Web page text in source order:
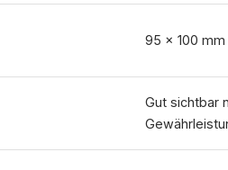
95 × 100 mm
Gut sichtbar